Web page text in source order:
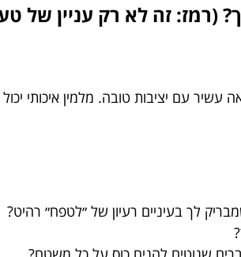
(רמז: זה לא רק עניין של
עם יציבות טובה. מלמין איכותי
לך בעיניים רעיון של ״לטפח״ רהיט?